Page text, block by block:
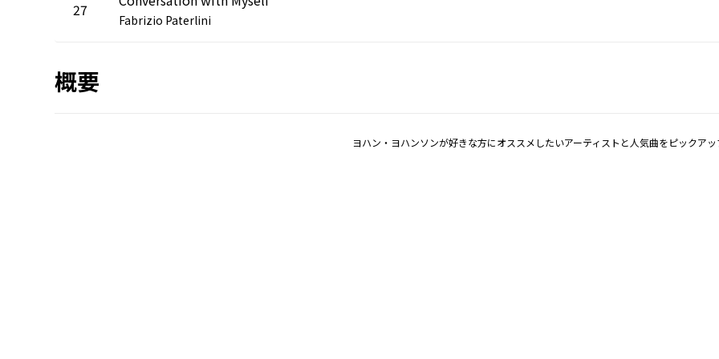
27
Fabrizio Paterlini
概要
ヨハン・ヨハンソンが好きな方にオススメしたいアーティストと人気曲をピックアッ